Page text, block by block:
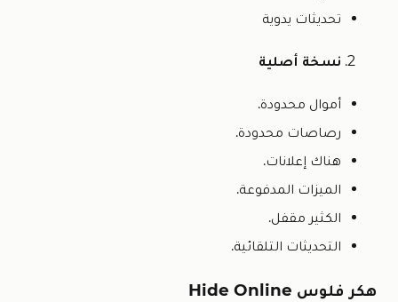
تحديثات يدوية
نسخة أصلية
أموال محدودة.
رصاصات محدودة.
هناك إعلانات.
الميزات المدفوعة.
الكثير مقفل.
التحديثات التلقائية.
هكر فلوس Hide Online